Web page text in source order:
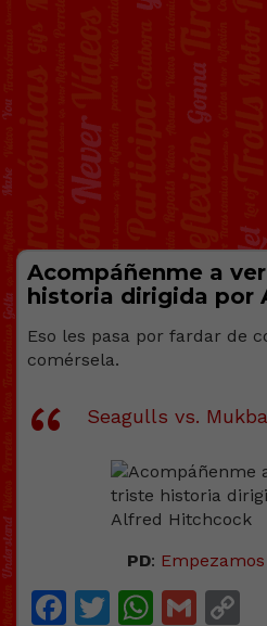
Acompáñenme a
historia dirigida por
Eso les pasa por fardar de
comérsela.
Seagulls vs.
PD:
Facebook
Twitter